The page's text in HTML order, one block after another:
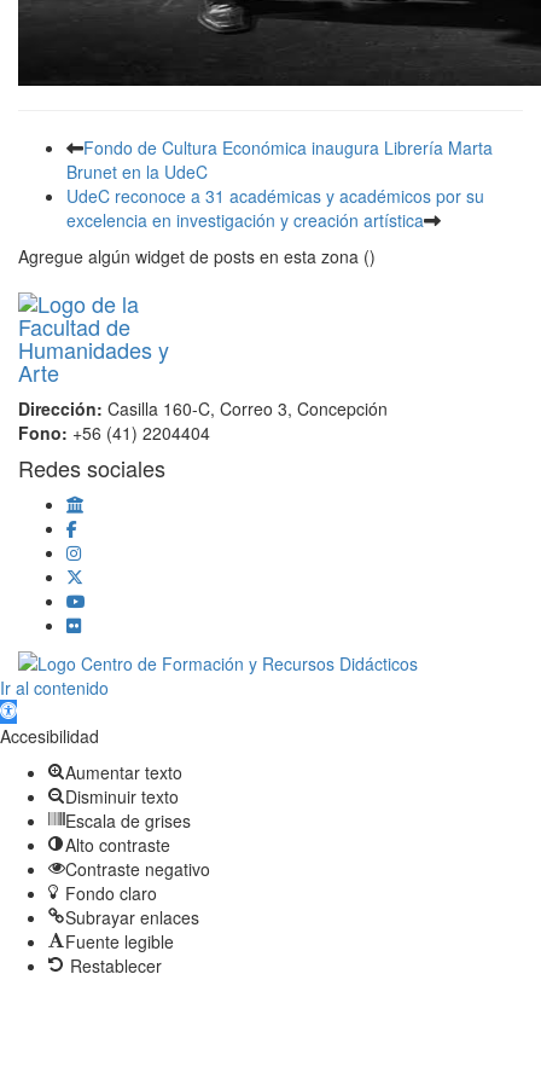
Fondo de Cultura Económica inaugura Librería Marta
Brunet en la UdeC
UdeC reconoce a 31 académicas y académicos por su
excelencia en investigación y creación artística
Agregue algún widget de posts en esta zona ()
Dirección: Casilla 160-C, Correo 3, Concepción
Fono: +56 (41) 2204404
Redes sociales
Scroll
Up
Ir al contenido
Abrir barra de herramientas
Accesibilidad
Aumentar texto
Disminuir texto
Escala de grises
Alto contraste
Contraste negativo
Fondo claro
Subrayar enlaces
Fuente legible
Restablecer